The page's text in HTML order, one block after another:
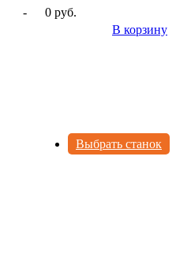
-
0 руб.
В корзину
Выбрать станок